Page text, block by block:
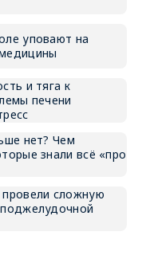
уповают на
и тяга к
печени
нет? Чем
знали всё «про
сложную